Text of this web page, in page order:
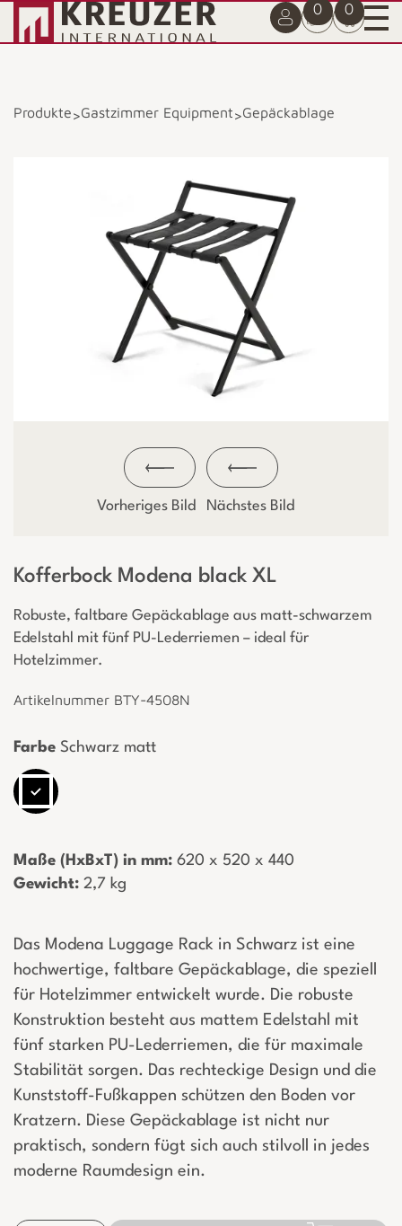
0 0
Produkte>Gastzimmer Equipment>Gepäckablage
Vorheriges Bild Nächstes Bild
Kofferbock Modena black XL
Robuste, faltbare Gepäckablage aus matt-schwarzem
Edelstahl mit fünf PU-Lederriemen – ideal für
Hotelzimmer.
Artikelnummer BTY-4508N
Farbe Schwarz matt
Maße (HxBxT) in mm: ­ 620 x 520 x 440
Gewicht: ­ 2,7 kg
Das Modena Luggage Rack in Schwarz ist eine
hochwertige, faltbare Gepäckablage, die speziell
für Hotelzimmer entwickelt wurde. Die robuste
Konstruktion besteht aus mattem Edelstahl mit
fünf starken PU-Lederriemen, die für maximale
Stabilität sorgen. Das rechteckige Design und die
Kunststoff-Fußkappen schützen den Boden vor
Kratzern. Diese Gepäckablage ist nicht nur
praktisch, sondern fügt sich auch stilvoll in jedes
moderne Raumdesign ein.